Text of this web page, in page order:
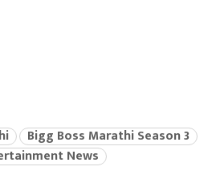
Bigg Boss Marathi Season 3
News